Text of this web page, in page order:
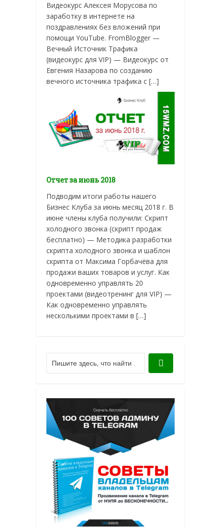
Видеокурс Алексея Морусова по
заработку в интернете на
поздравлениях без вложений при
помощи YouTube. FromBlogger —
Вечный Источник Трафика
(видеокурс для VIP) — Видеокурс от
Евгения Назарова по созданию
вечного источника трафика с […]
Отчет за июнь 2018
Подводим итоги работы нашего
Бизнес Клуба за июнь месяц 2018 г. В
июне члены клуба получили: Скрипт
холодного звонка (скрипт продаж
бесплатно) — Методика разработки
скрипта холодного звонка и шаблон
скрипта от Максима Горбачёва для
продажи ваших товаров и услуг. Как
одновременно управлять 20
проектами (видеотренинг для VIP) —
Как одновременно управлять
несколькими проектами в […]